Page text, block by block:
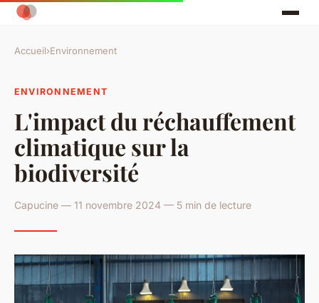
Accueil›Environnement
ENVIRONNEMENT
L'impact du réchauffement
climatique sur la
biodiversité
Capucine — 11 novembre 2024 — 5 min de lecture